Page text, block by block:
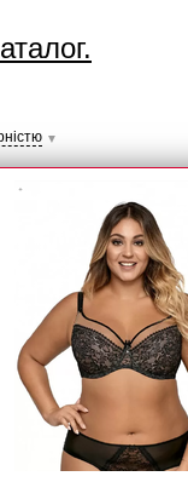
▼